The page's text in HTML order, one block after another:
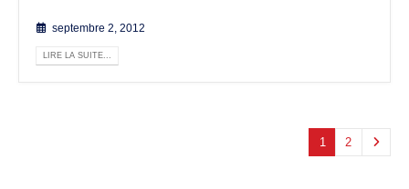
septembre 2, 2012
LIRE LA SUITE...
1 2